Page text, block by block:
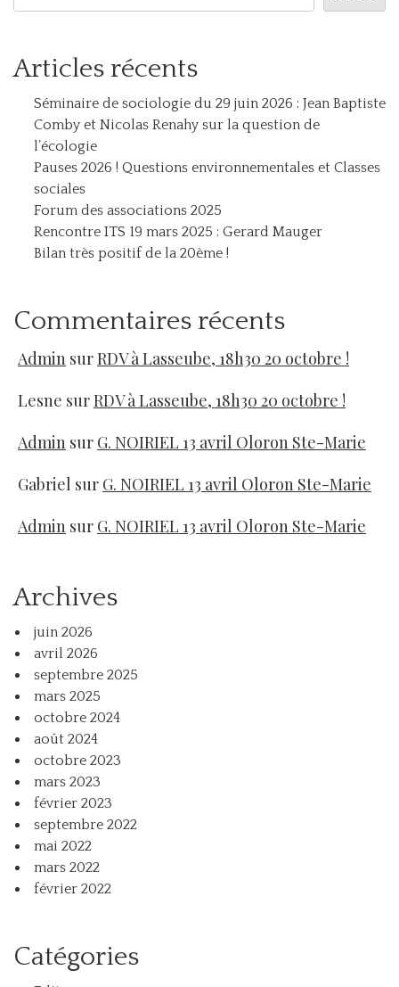
Articles récents
Séminaire de sociologie du 29 juin 2026 : Jean Baptiste
Comby et Nicolas Renahy sur la question de
l’écologie
Pauses 2026 ! Questions environnementales et Classes
sociales
Forum des associations 2025
Rencontre ITS 19 mars 2025 : Gerard Mauger
Bilan très positif de la 20ème !
Commentaires récents
Admin surRDV à Lasseube, 18h30 20 octobre !
Lesne surRDV à Lasseube, 18h30 20 octobre !
Admin sur G. NOIRIEL 13 avril Oloron Ste-Marie
Gabriel sur G. NOIRIEL 13 avril Oloron Ste-Marie
Admin sur G. NOIRIEL 13 avril Oloron Ste-Marie
Archives
juin 2026
avril 2026
septembre 2025
mars 2025
octobre 2024
août 2024
octobre 2023
mars 2023
février 2023
septembre 2022
mai 2022
mars 2022
février 2022
Catégories